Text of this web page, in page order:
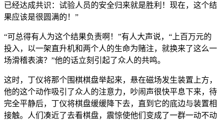
已经达成共识：试验人员的安全归来就是胜利！现在，这个结
果应该是很圆满的！”
“可总得有人为这个结果负责啊！”有人大声说，“上百万元的
投入，以一架直升机和两个人的生命为赌注，就换来了这么一
场滑稽表演？”他的话立刻引起了众人的共鸣。
这时，丁仪将那个围棋棋盘举起来，悬在磁场发生装置上方，
他的这个动作吸引了众人的注意力，吵闹声很快平息下来，待
完全平静后，丁仪将棋盘缓缓降下去，直到它的底边与装置相
接触。人们凑近了去看棋盘，震惊使他们变成了一群一动不动